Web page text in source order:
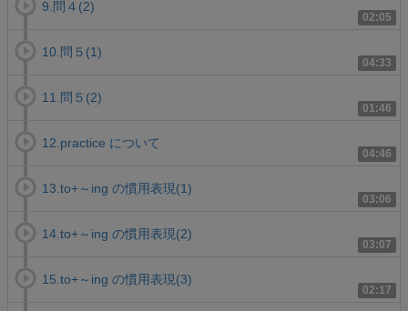
02:05
9.問４(2)
04:33
10.問５(1)
01:46
11.問５(2)
04:46
12.practice について
03:06
13.to+～ing の慣用表現(1)
03:07
14.to+～ing の慣用表現(2)
02:17
15.to+～ing の慣用表現(3)